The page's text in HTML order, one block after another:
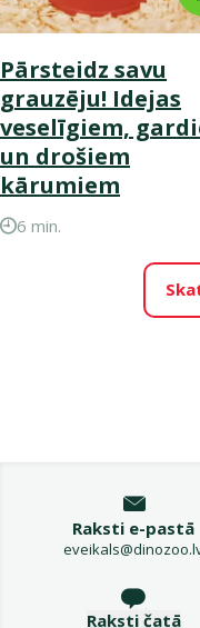
Pārsteidz savu
grauzēju! Idejas
veselīgiem,
un drošiem
kārumiem
6 min.
Raksti e-pastā
Raksti čatā